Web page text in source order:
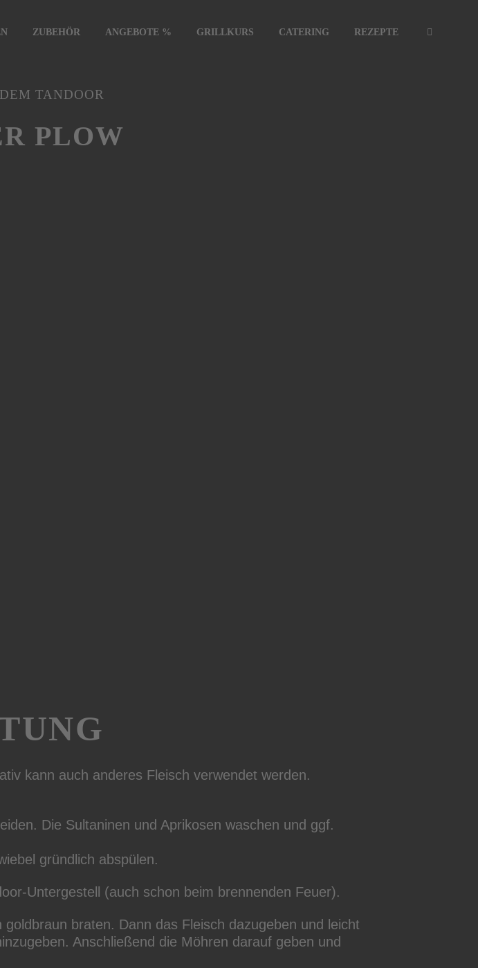
ZUBEHÖR ANGEBOTE % GRILLKURS CATERING REZEPTE
TANDOOR
PLOW
kann auch anderes Fleisch verwendet werden.
Die Sultaninen und Aprikosen waschen und ggf.
gründlich abspülen.
Untergestell (auch schon beim brennenden Feuer).
braten. Dann das Fleisch dazugeben und leicht
Anschließend die Möhren darauf geben und